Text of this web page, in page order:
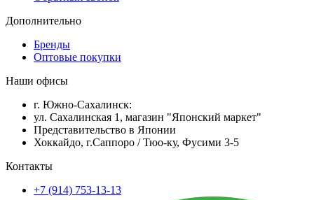
Дополнительно
Бренды
Оптовые покупки
Наши офисы
г. Южно-Сахалинск:
ул. Сахалинская 1, магазин "Японский маркет"
Представительство в Японии
Хоккайдо, г.Саппоро / Тюо-ку, Фусими 3-5
Контакты
+7 (914) 753-13-13